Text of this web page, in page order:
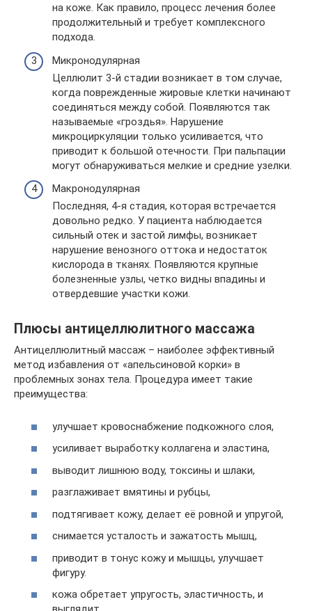
на коже. Как правило, процесс лечения более
продолжительный и требует комплексного
подхода.
Микронодулярная
Целлюлит 3-й стадии возникает в том случае,
когда поврежденные жировые клетки начинают
соединяться между собой. Появляются так
называемые «гроздья». Нарушение
микроциркуляции только усиливается, что
приводит к большой отечности. При пальпации
могут обнаруживаться мелкие и средние узелки.
Макронодулярная
Последняя, 4-я стадия, которая встречается
довольно редко. У пациента наблюдается
сильный отек и застой лимфы, возникает
нарушение венозного оттока и недостаток
кислорода в тканях. Появляются крупные
болезненные узлы, четко видны впадины и
отвердевшие участки кожи.
Плюсы антицеллюлитного массажа
Антицеллюлитный массаж – наиболее эффективный
метод избавления от «апельсиновой корки» в
проблемных зонах тела. Процедура имеет такие
преимущества:
улучшает кровоснабжение подкожного слоя,
усиливает выработку коллагена и эластина,
выводит лишнюю воду, токсины и шлаки,
разглаживает вмятины и рубцы,
подтягивает кожу, делает её ровной и упругой,
снимается усталость и зажатость мышц,
приводит в тонус кожу и мышцы, улучшает
фигуру.
кожа обретает упругость, эластичность, и